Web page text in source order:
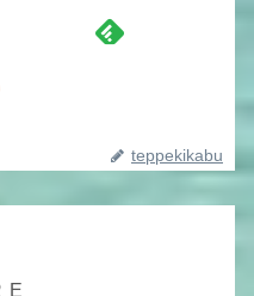
teppekikabu